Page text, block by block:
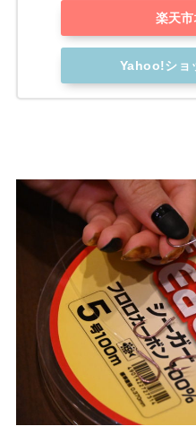
楽天
Yahoo!ショ